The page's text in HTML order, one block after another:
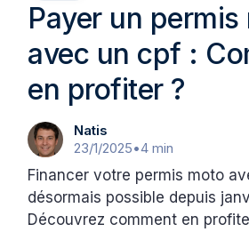
Payer un permis
avec un cpf :
en profiter ?
Natis
23/1/2025•4 min
Financer votre permis moto
désormais possible depuis
Découvrez comment en